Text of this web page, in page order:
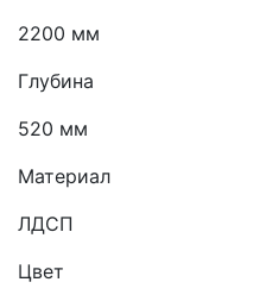
2200 мм
Глубина
520 мм
Материал
ЛДСП
Цвет